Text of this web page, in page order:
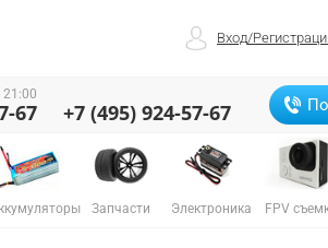
Вход/
21:00
67 +7 (495) 924-57-67
Запчасти Электроника FPV